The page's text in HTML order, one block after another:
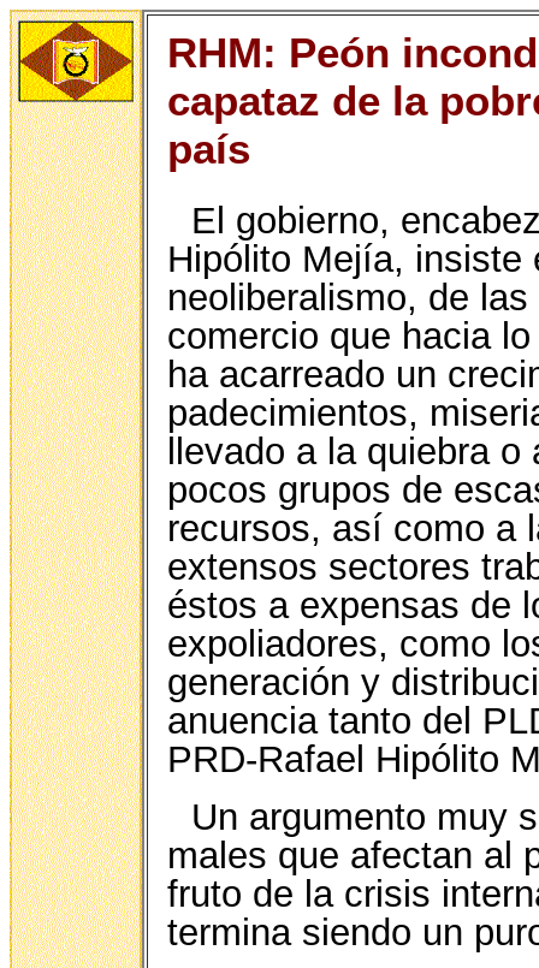
RHM: Peón
capataz de la
país
El gobierno,
Hipólito Mejía, insiste
neoliberalismo, de
comercio que hacia
ha acarreado un
padecimientos,
llevado a la quiebra
pocos grupos de
recursos, así como a
extensos sectores
éstos a expensas de
expoliadores, como
generación y
anuencia tanto del
PRD-Rafael Hipólito
Un argumento muy
males que afectan al
fruto de la crisis
termina siendo un